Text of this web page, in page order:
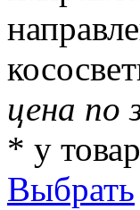
цена по
* у
Выбрать